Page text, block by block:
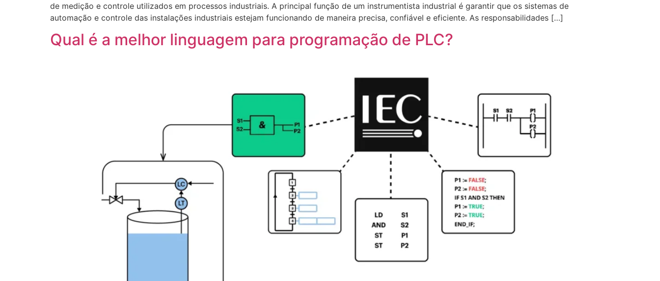
de medição e controle utilizados em processos industriais. A principal função de um instrumentista industrial é garantir que os sistemas de
automação e controle das instalações industriais estejam funcionando de maneira precisa, confiável e eficiente. As responsabilidades […]
Qual é a melhor linguagem para programação de PLC?